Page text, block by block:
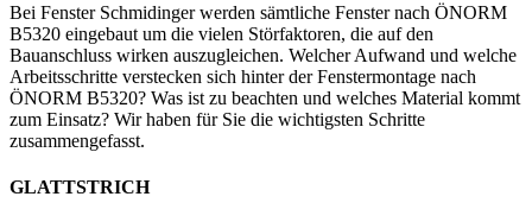
Bei Fenster Schmidinger werden sämtliche Fenster nach ÖNORM
B5320 eingebaut um die vielen Störfaktoren, die auf den
Bauanschluss wirken auszugleichen. Welcher Aufwand und welche
Arbeitsschritte verstecken sich hinter der Fenstermontage nach
ÖNORM B5320? Was ist zu beachten und welches Material kommt
zum Einsatz? Wir haben für Sie die wichtigsten Schritte
zusammengefasst.
GLATTSTRICH